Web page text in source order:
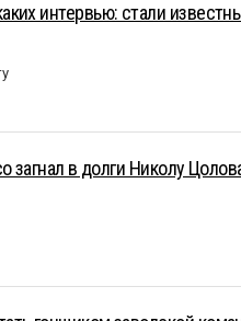
интервью: стали
загнал в долги Николу